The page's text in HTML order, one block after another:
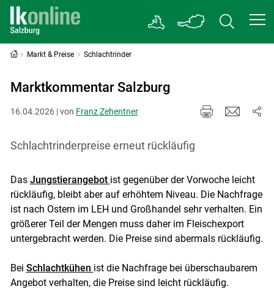
Markt & Preise Schlachtrinder
Marktkommentar Salzburg
16.04.2026 | von Franz Zehentner
Schlachtrinderpreise erneut rückläufig
Das Jungstierangebot ist gegenüber der Vorwoche leicht
rückläufig, bleibt aber auf erhöhtem Niveau. Die Nachfrage
ist nach Ostern im LEH und Großhandel sehr verhalten. Ein
größerer Teil der Mengen muss daher im Fleischexport
untergebracht werden. Die Preise sind abermals rückläufig.
Bei Schlachtkühen ist die Nachfrage bei überschaubarem
Angebot verhalten, die Preise sind leicht rückläufig.